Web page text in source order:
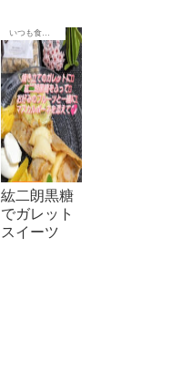
いつも食卓に
紘二朗黒糖
でガレット
スイーツ